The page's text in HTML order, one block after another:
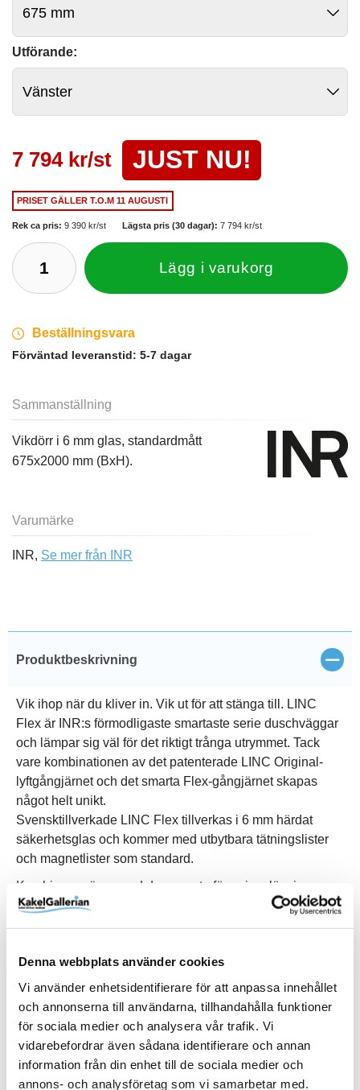
Denna webbplats använder cookies
Vi använder enhetsidentifierare för att anpassa innehållet
och annonserna till användarna, tillhandahålla funktioner
för sociala medier och analysera vår trafik. Vi
vidarebefordrar även sådana identifierare och annan
information från din enhet till de sociala medier och
annons- och analysföretag som vi samarbetar med.
Utförande:
7 794 kr/st JUST NU!
PRISET GÄLLERT.O.M 11 AUGUSTI
Rek ca pris: 9 390 kr/st Lägsta pris (30 dagar): 7 794 kr/st
Lägg i varukorg
Beställningsvara
Förväntad leveranstid: 5-7 dagar
Sammanställning
Vikdörr i 6 mm glas, standardmått
675x2000 mm (BxH).
Varumärke
INR, Se mer från INR
Produktbeskrivning Stäng
Vik ihop när du kliver in. Vik ut för att stänga till. LINC
Flex är INR:s förmodligaste smartaste serie duschväggar
och lämpar sig väl för det riktigt trånga utrymmet. Tack
vare kombinationen av det patenterade LINC Original-
lyftgångjärnet och det smarta Flex-gångjärnet skapas
något helt unikt.
Svensktillverkade LINC Flex tillverkas i 6 mm härdat
säkerhetsglas och kommer med utbytbara tätningslister
och magnetlister som standard.
Kombinera gärna med den smarta förvaringslösningen
PILE som integreras direkt i väggprofilen.
Utrymme för rörgenomföring i väggprofil upp till 35 mm.
Tätningslist mot golv och sida ingår.
Produktinformation